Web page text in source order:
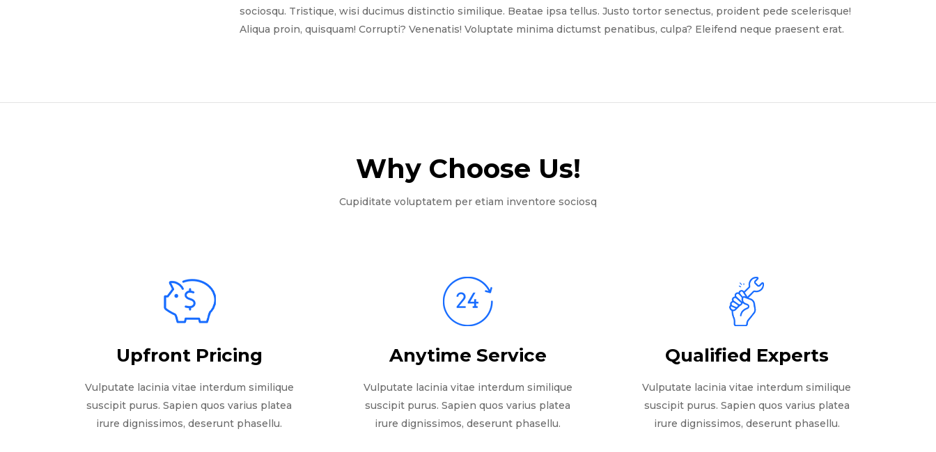
sociosqu. Tristique, wisi ducimus distinctio similique. Beatae ipsa tellus. Justo tortor senectus, proident pede scelerisque!
Aliqua proin, quisquam! Corrupti? Venenatis! Voluptate minima dictumst penatibus, culpa? Eleifend neque praesent erat.
Why Choose Us!​
Cupiditate voluptatem per etiam inventore sociosq
Upfront Pricing
Vulputate lacinia vitae interdum similique
suscipit purus. Sapien quos varius platea
irure dignissimos, deserunt phasellu.
Anytime Service
Vulputate lacinia vitae interdum similique
suscipit purus. Sapien quos varius platea
irure dignissimos, deserunt phasellu.
Qualified Experts
Vulputate lacinia vitae interdum similique
suscipit purus. Sapien quos varius platea
irure dignissimos, deserunt phasellu.